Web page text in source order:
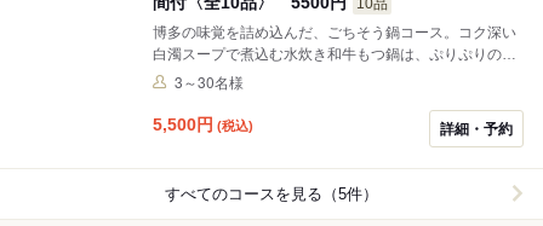
10品
博多の味覚を詰め込んだ、ごちそう鍋コース。コク深い
白濁スープで煮込む水炊き和牛もつ鍋は、ぷりぷりのも
つと野菜の旨みが溶け合う自慢の一品。仕上げは、特製
ます。さらに、鮮度抜群の胡麻鯖や香ばしく焼き上げた
博多名物ひとくち餃子など、全9品をご用意。飲み放題
ださい。和モダンで落ち着いた店内は、ご友人とのお集
まりやご家族での会食、接待にも最適です。
3～30名様
5,500円 (税込) 詳細・予約
すべてのコースを見る（5件）